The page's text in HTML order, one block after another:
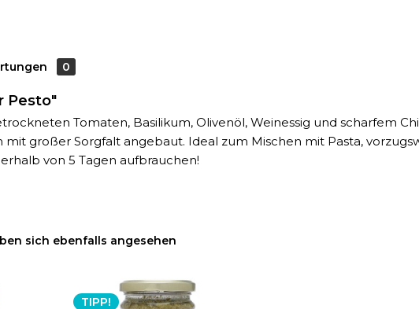
0
Pesto"
Tomaten, Basilikum, Olivenöl, Weinessig und scharfem
großer Sorgfalt angebaut. Ideal zum Mischen mit Pasta,
von 5 Tagen aufbrauchen!
sich ebenfalls angesehen
TIPP!